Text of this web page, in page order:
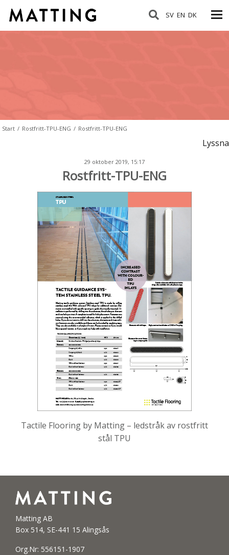
SV EN DK
Start / Rostfritt-TPU-ENG / Rostfritt-TPU-ENG
Lyssna
29 oktober 2019, 15:17
Rostfritt-TPU-ENG
Tactile Flooring by Matting – ledstråk av rostfritt
stål TPU
Matting AB
Box 514, SE-441 15 Alingsås
Org.Nr: 556151-1907